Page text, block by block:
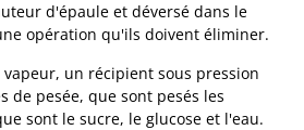
d'épaule et déversé dans le
opération qu'ils doivent éliminer.
vapeur, un récipient sous pression
de pesée, que sont pesés les
sont le sucre, le glucose et l'eau.